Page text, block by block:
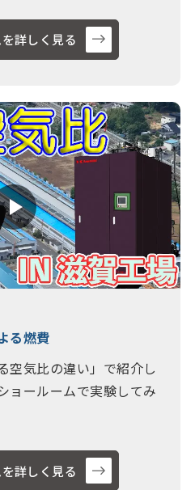
詳しく見る
る燃費
空気比の違い」で紹介し
ョールームで実験してみ
詳しく見る